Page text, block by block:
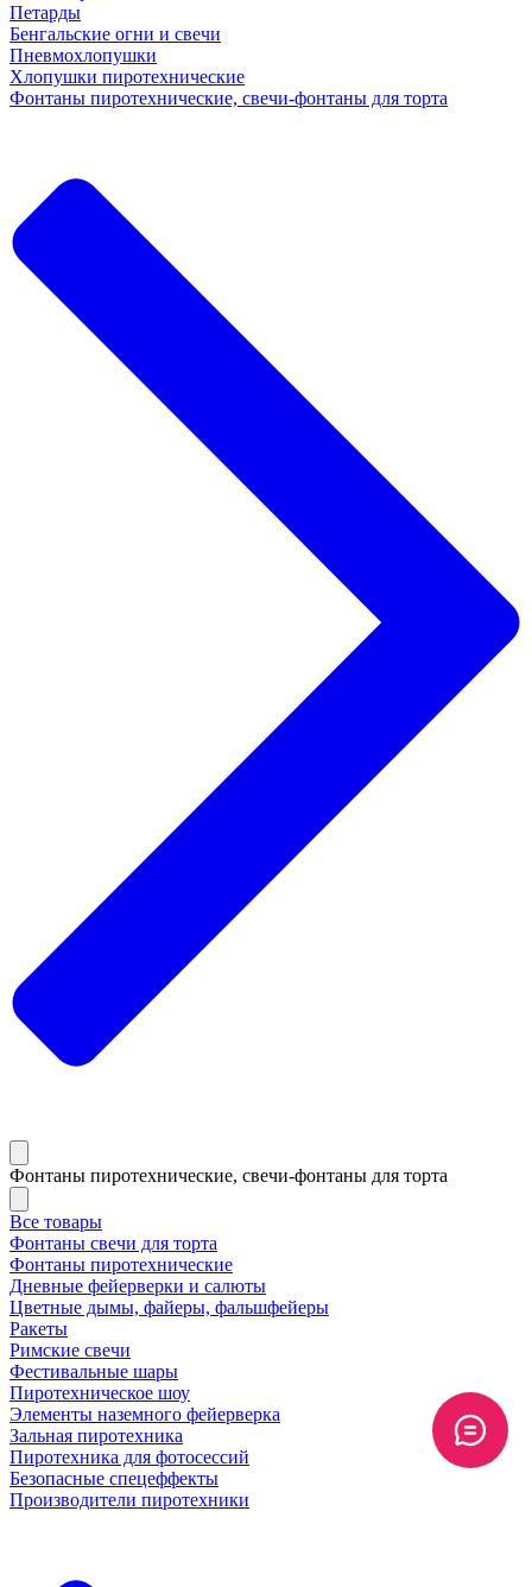
Петарды
Бенгальские огни и свечи
Пневмохлопушки
Хлопушки пиротехнические
Фонтаны пиротехнические, свечи-фонтаны для торта
Фонтаны пиротехнические, свечи-фонтаны для торта
Все товары
Фонтаны свечи для торта
Фонтаны пиротехнические
Дневные фейерверки и салюты
Цветные дымы, файеры, фальшфейеры
Ракеты
Римские свечи
Фестивальные шары
Пиротехническое шоу
Элементы наземного фейерверка
Зальная пиротехника
Пиротехника для фотосессий
Безопасные спецеффекты
Производители пиротехники